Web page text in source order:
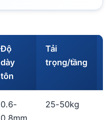
Độ
dày
tôn
Tải
trọng/tầng
0.6-
25-50kg